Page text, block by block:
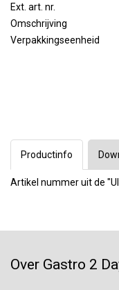
Ext. art. nr.
Omschrijving
Verpakkingseenheid
Productinfo
Artikel nummer uit de
Over Gastro 2